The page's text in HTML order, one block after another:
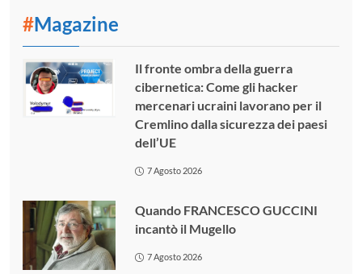
#Magazine
Il fronte ombra della guerra
cibernetica: Come gli hacker
mercenari ucraini lavorano per il
Cremlino dalla sicurezza dei paesi
dell’UE
7 Agosto 2026
Quando FRANCESCO GUCCINI
incantò il Mugello
7 Agosto 2026